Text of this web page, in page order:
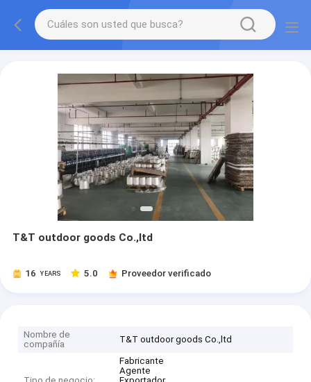
T&T outdoor goods Co.,ltd
16 YEARS 5.0 Proveedor verificado
Nombre de
compañía
T&T outdoor goods Co.,ltd
Fabricante
Agente